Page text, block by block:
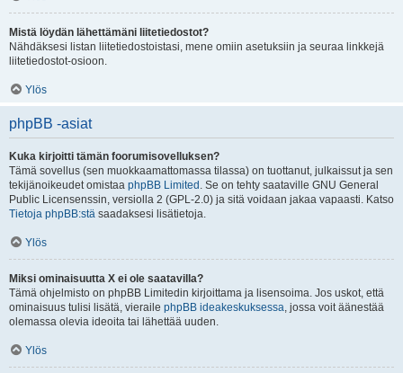
Mistä löydän lähettämäni liitetiedostot?
Nähdäksesi listan liitetiedostoistasi, mene omiin asetuksiin ja seuraa linkkejä
liitetiedostot-osioon.
Ylös
phpBB -asiat
Kuka kirjoitti tämän foorumisovelluksen?
Tämä sovellus (sen muokkaamattomassa tilassa) on tuottanut, julkaissut ja sen
tekijänoikeudet omistaa phpBB Limited . Se on tehty saataville GNU General
Public Licensenssin, versiolla 2 (GPL-2.0) ja sitä voidaan jakaa vapaasti. Katso
Tietoja phpBB:stä saadaksesi lisätietoja.
Ylös
Miksi ominaisuutta X ei ole saatavilla?
Tämä ohjelmisto on phpBB Limitedin kirjoittama ja lisensoima. Jos uskot, että
ominaisuus tulisi lisätä, vieraile phpBB ideakeskuksessa, jossa voit äänestää
olemassa olevia ideoita tai lähettää uuden.
Ylös